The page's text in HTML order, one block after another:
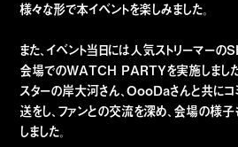
様々な形で本イベントを楽しみました。
また、イベント当日には人気ストリーマー
会場でのWATCH PARTYを実施しまし
スターの岸大河さん、OooDaさんと共にコ
送をし、ファンとの交流を深め、会場の様
しました。